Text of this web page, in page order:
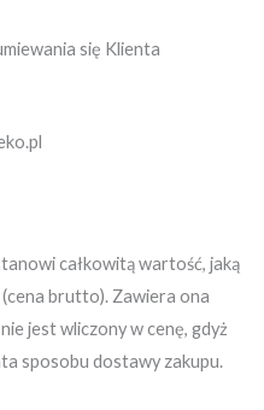
się Klienta
całkowitą wartość, jaką
brutto). Zawiera ona
jest wliczony w cenę, gdyż
sposobu dostawy zakupu.